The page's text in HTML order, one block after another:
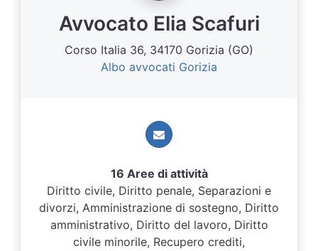
Avvocato Elia Scafuri
Corso Italia 36, 34170 Gorizia (GO)
Albo avvocati Gorizia
16 Aree di attività
Diritto civile, Diritto penale, Separazioni e
divorzi, Amministrazione di sostegno, Diritto
amministrativo, Diritto del lavoro, Diritto
civile minorile, Recupero crediti,